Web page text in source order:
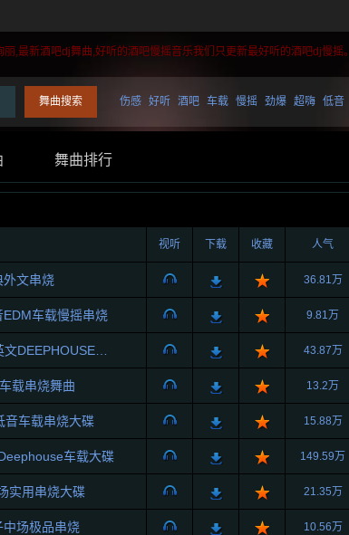
,最新酒吧dj舞曲,好听的酒吧慢摇音乐我们只更新最好听的酒吧dj慢摇。
伤感 好听 酒吧 车载 慢摇 劲爆 超嗨 低音
舞曲排行
视听 下载 收藏 人气
外文串烧 36.81万
车载慢摇串烧 9.81万
43.87万
载串烧舞曲 13.2万
音车载串烧大碟 15.88万
车载大碟 149.59万
实用串烧大碟 21.35万
场极品串烧 10.56万